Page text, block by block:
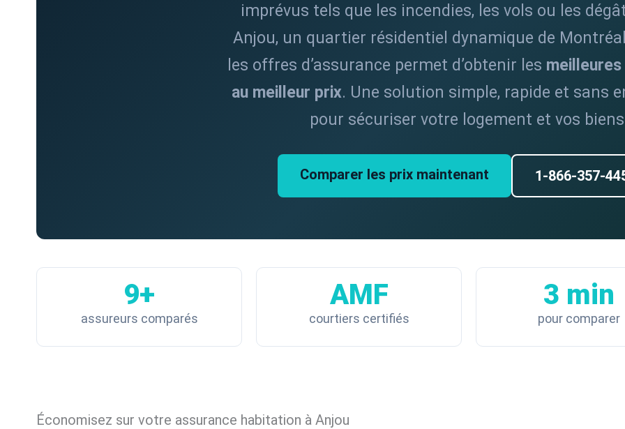
imprévus tels que les incendies, les vols ou les
Anjou, un quartier résidentiel dynamique de
les offres d’assurance permet d’obtenir les
au meilleur prix. Une solution simple, rapide et sans
pour sécuriser votre logement et vos
Comparer les prix maintenant 1-866-357-
9+
assureurs comparés
AMF
courtiers certifiés
3 min
pour comparer
Économisez sur votre assurance habitation à Anjou